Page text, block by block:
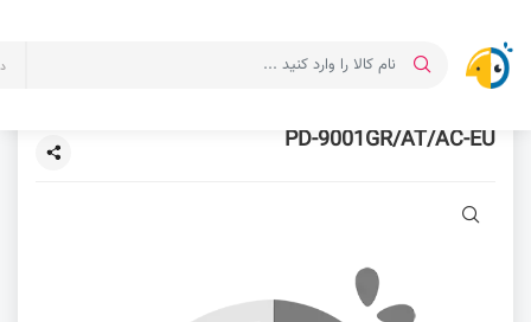
PD-9001GR/AT/AC-EU